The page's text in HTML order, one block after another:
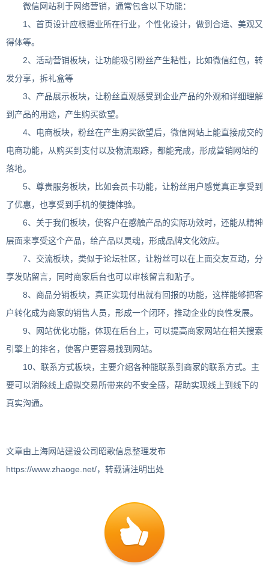
微信网站利于网络营销，通常包含以下功能：
1、首页设计应根据业所在行业，个性化设计，做到合适、美观又
得体等。
2、活动营销板块，让功能吸引粉丝产生粘性，比如微信红包，转
发分享，拆礼盒等
3、产品展示板块，让粉丝直观感受到企业产品的外观和详细理解
到产品的用途，产生购买欲望。
4、电商板块，粉丝在产生购买欲望后，微信网站上能直接成交的
电商功能，从购买到支付以及物流跟踪，都能完成，形成营销网站的
落地。
5、尊贵服务板块，比如会员卡功能，让粉丝用户感觉真正享受到
了优惠，也享受到手机的便捷体验。
6、关于我们板块，使客户在感触产品的实际功效时，还能从精神
层面来享受这个产品，给产品以灵魂，形成品牌文化效应。
7、交流板块，类似于论坛社区，让粉丝可以在上面交友互动，分
享发贴留言，同时商家后台也可以审核留言和贴子。
8、商品分销板块，真正实现付出就有回报的功能，这样能够把客
户转化成为商家的销售人员，形成一个闭环，推动企业的良性发展。
9、网站优化功能，体现在后台上，可以提高商家网站在相关搜索
引擎上的排名，使客户更容易找到网站。
10、联系方式板块，主要介绍各种能联系到商家的联系方式。主
要可以消除线上虚拟交易所带来的不安全感，帮助实现线上到线下的
真实沟通。
文章由上海网站建设公司昭歌信息整理发布
https://www.zhaoge.net/，转载请注明出处